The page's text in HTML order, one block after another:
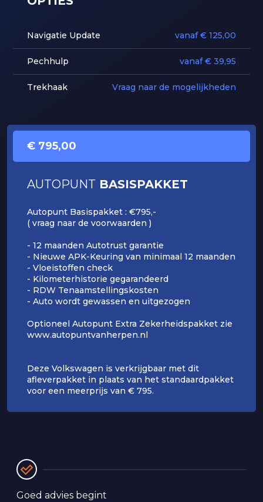
Navigatie Update vanaf € 125,00
Pechhulp vanaf € 39,95
Trekhaak Vraag naar de mogelijkheden
€ 795,00
AUTOPUNT BASISPAKKET
Autopunt Basispakket : €795,-
( vraag naar de voorwaarden )
- 12 maanden Autotrust garantie
- Nieuwe APK-Keuring van minimaal 12 maanden
- Vloeistoffen check
- Kilometerhistorie gegarandeerd
- RDW Tenaamstellingskosten
- Auto wordt gewassen en uitgezogen
Optioneel Autopunt Extra Zekerheidspakket zie
www.autopuntvanherpen.nl
Deze Volkswagen is verkrijgbaar met dit
afleverpakket in plaats van het standaardpakket
voor een meerprijs van € 795.
Goed advies begint